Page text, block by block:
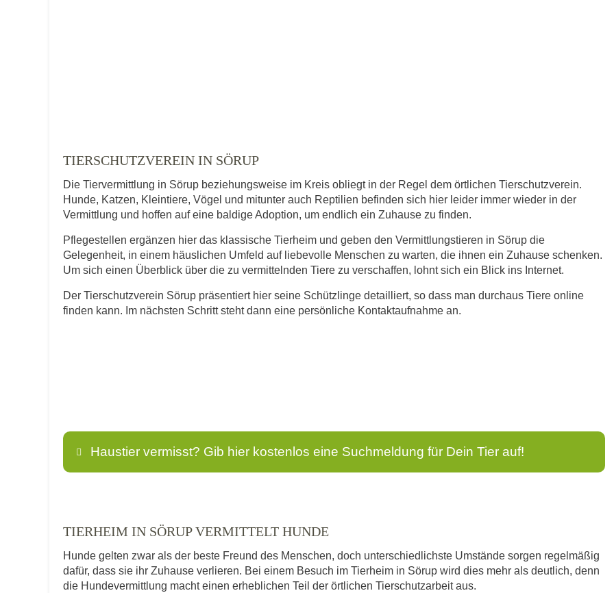
TIERSCHUTZVEREIN IN SÖRUP
Die Tiervermittlung in Sörup beziehungsweise im Kreis obliegt in der Regel dem örtlichen Tierschutzverein.
Hunde, Katzen, Kleintiere, Vögel und mitunter auch Reptilien befinden sich hier leider immer wieder in der
Vermittlung und hoffen auf eine baldige Adoption, um endlich ein Zuhause zu finden.
Pflegestellen ergänzen hier das klassische Tierheim und geben den Vermittlungstieren in Sörup die
Gelegenheit, in einem häuslichen Umfeld auf liebevolle Menschen zu warten, die ihnen ein Zuhause schenken.
Um sich einen Überblick über die zu vermittelnden Tiere zu verschaffen, lohnt sich ein Blick ins Internet.
Der Tierschutzverein Sörup präsentiert hier seine Schützlinge detailliert, so dass man durchaus Tiere online
finden kann. Im nächsten Schritt steht dann eine persönliche Kontaktaufnahme an.
Haustier vermisst? Gib hier kostenlos eine Suchmeldung für Dein Tier auf!
E-Mail*
TIERHEIM IN SÖRUP VERMITTELT HUNDE
Hunde gelten zwar als der beste Freund des Menschen, doch unterschiedlichste Umstände sorgen regelmäßig
dafür, dass sie ihr Zuhause verlieren. Bei einem Besuch im Tierheim in Sörup wird dies mehr als deutlich, denn
die Hundevermittlung macht einen erheblichen Teil der örtlichen Tierschutzarbeit aus.